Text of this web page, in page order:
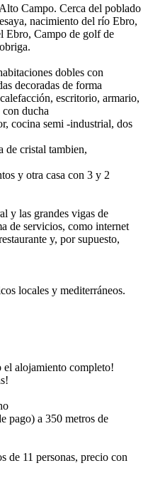
Campo. Cerca del poblado
nacimiento del río Ebro,
Ebro, Campo de golf de
dobles con
decoradas de forma
escritorio, armario,
ducha
cocina semi -industrial, dos
de cristal tambien,
y otra casa con 3 y 2
y las grandes vigas de
de servicios, como internet
y, por supuesto,
locales y mediterráneos.
el alojamiento completo!
pago) a 350 metros de
de 11 personas, precio con